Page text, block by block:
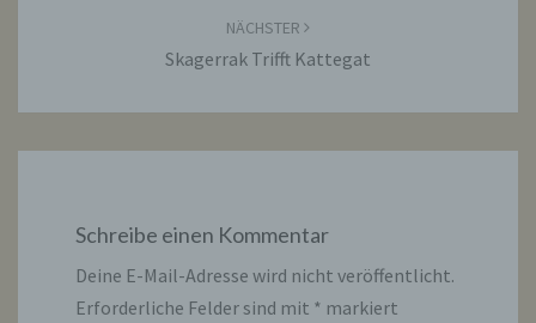
NÄCHSTER
Skagerrak Trifft Kattegat
Schreibe einen Kommentar
Deine E-Mail-Adresse wird nicht veröffentlicht.
Erforderliche Felder sind mit * markiert